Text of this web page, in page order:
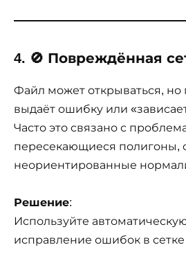
4. 🚫 Повреждённая
Файл может открываться,
выдаёт ошибку или
Часто это связано с
пересекающиеся полигоны,
неориентированные
Решение:
Используйте
исправление ошибок в сетке